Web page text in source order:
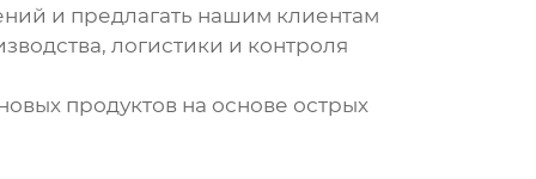
и предлагать нашим клиентам
логистики и контроля
продуктов на основе острых